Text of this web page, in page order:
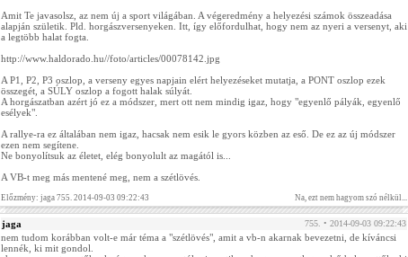
Amit Te javasolsz, az nem új a sport világában. A végeredmény a helyezési számok összeadása
alapján születik. Pld. horgászversenyeken. Itt, így előfordulhat, hogy nem az nyeri a versenyt, aki
a legtöbb halat fogta.
http://www.haldorado.hu//foto/articles/00078142.jpg
A P1, P2, P3 oszlop, a verseny egyes napjain elért helyezéseket mutatja, a PONT oszlop ezek
összegét, a SÚLY oszlop a fogott halak súlyát.
A horgászatban azért jó ez a módszer, mert ott nem mindig igaz, hogy "egyenlő pályák, egyenlő
esélyek".
A rallye-ra ez általában nem igaz, hacsak nem esik le gyors közben az eső. De ez az új módszer
ezen nem segítene.
Ne bonyolítsuk az életet, elég bonyolult az magától is...
A VB-t meg más mentené meg, nem a szétlövés.
Előzmény: jaga 755. 2014-09-03 09:22:43 Na, ezt nem hagyom szó nélkül...
jaga 755. • 2014-09-03 09:22:43
nem tudom korábban volt-e már téma a "szétlövés", amit a vb-n akarnak bevezetni, de kíváncsi
lennék, ki mit gondol.